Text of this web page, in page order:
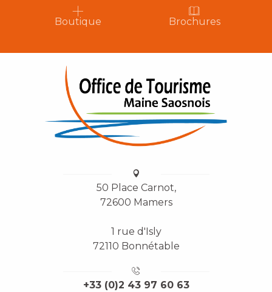
Boutique Brochures
50 Place Carnot,
72600 Mamers
1 rue d'Isly
72110 Bonnétable
+33 (0)2 43 97 60 63